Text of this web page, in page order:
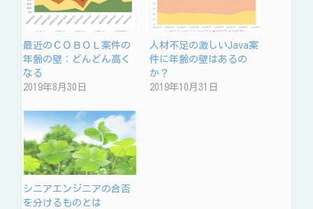
最近のＣＯＢＯＬ案件の
年齢の壁：どんどん高く
なる
2019年8月30日
人材不足の激しいJava案
件に年齢の壁はあるの
か？
2019年10月31日
シニアエンジニアの合否
を分けるものとは